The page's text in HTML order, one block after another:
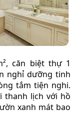
căn biệt thự 1
nghỉ dưỡng tinh
tắm tiện nghi.
thanh lịch với hồ
xanh mát bao